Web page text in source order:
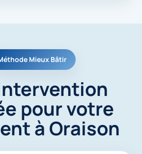
Mieux Bâtir
pour votre
à Oraison